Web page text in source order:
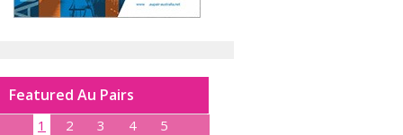
Featured Au Pairs
1 2 3 4 5